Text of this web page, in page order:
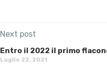
Next post
Entro il 2022 il primo
Luglio 22, 2021